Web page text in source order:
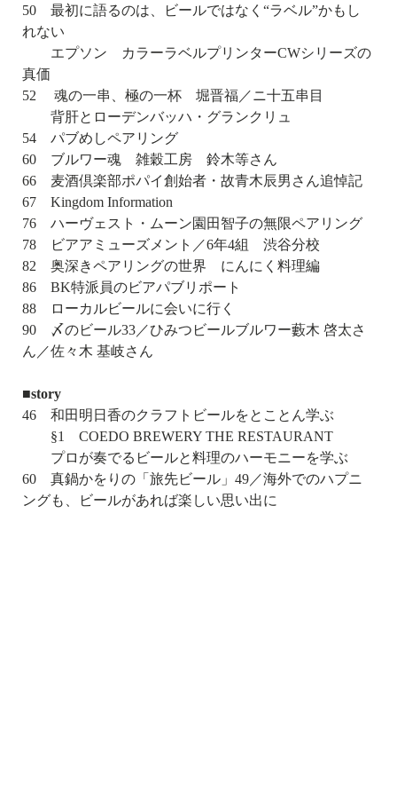
50 最初に語るのは、ビールではなく“ラベル”かもし
れない
エプソン カラーラベルプリンターCWシリーズの
真価
52 魂の一串、極の一杯 堀晋福／ニ十五串目
背肝とローデンバッハ・グランクリュ
54 パブめしペアリング
60 ブルワー魂 雑穀工房 鈴木等さん
66 麦酒倶楽部ポパイ創始者・故青木辰男さん追悼記
67 Kingdom Information
76 ハーヴェスト・ムーン園田智子の無限ペアリング
78 ビアアミューズメント／6年4組 渋谷分校
82 奥深きペアリングの世界 にんにく料理編
86 BK特派員のビアパブリポート
88 ローカルビールに会いに行く
90 〆のビール33／ひみつビールブルワー藪木 啓太さ
ん／佐々木 基岐さん
■story
46 和田明日香のクラフトビールをとことん学ぶ
§1 COEDO BREWERY THE RESTAURANT
プロが奏でるビールと料理のハーモニーを学ぶ
60 真鍋かをりの「旅先ビール」49／海外でのハプニ
ングも、ビールがあれば楽しい思い出に